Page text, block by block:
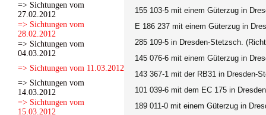
=> Sichtungen vom
27.02.2012
=> Sichtungen vom
28.02.2012
=> Sichtungen vom
04.03.2012
=> Sichtungen vom 11.03.2012
=> Sichtungen vom
14.03.2012
=> Sichtungen vom
15.03.2012
155 103-5 mit einem Güterzug in
E 186 237 mit einem Güterzug in
285 109-5 in Dresden-Stetzsch.
145 076-6 mit einem Güterzug in
143 367-1 mit der RB31 in Dresden-
101 039-6 mit dem EC 175 in
189 011-0 mit einem Güterzug in